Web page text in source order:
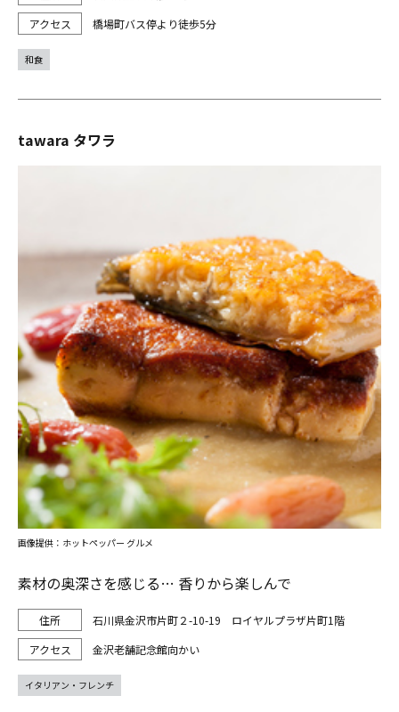
橋場町バス停より徒歩5分
和食
tawara タワラ
素材の奥深さを感じる… 香りから楽しんで
石川県金沢市片町２-10-19 ロイヤルプラザ片町1階
金沢老舗記念館向かい
画像提供：ホットペッパー グルメ
イタリアン・フレンチ